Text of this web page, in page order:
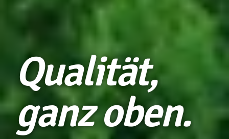
Qualität,
ganz oben.